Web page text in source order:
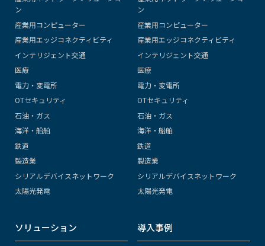
ン
産業用コンピューター
産業用エッジコネクティビティ
インテリジェント交通
医療
電力・変電所
OTセキュリティ
石油・ガス
海洋・船舶
鉄道
製造業
シリアルデバイスネットワーク
太陽光発電
ン
産業用コンピューター
産業用エッジコネクティビティ
インテリジェント交通
医療
電力・変電所
OTセキュリティ
石油・ガス
海洋・船舶
鉄道
製造業
シリアルデバイスネットワーク
太陽光発電
ソリューション 導入事例